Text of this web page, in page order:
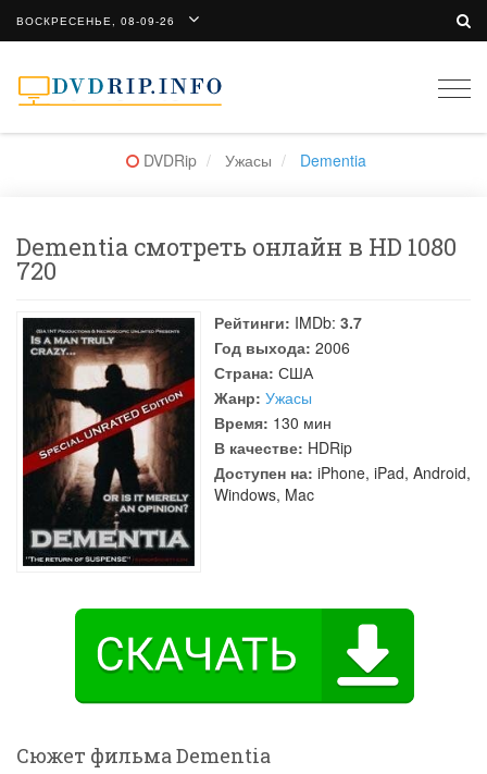
ВОСКРЕСЕНЬЕ, 08-09-26
DVDRip Ужасы Dementia
Dementia смотреть онлайн в HD 1080
720
Рейтинги: IMDb: 3.7
Год выхода: 2006
Страна: США
Жанр: Ужасы
Время: 130 мин
В качестве: HDRip
Доступен на: iPhone, iPad, Android,
Windows, Mac
Сюжет фильма Dementia